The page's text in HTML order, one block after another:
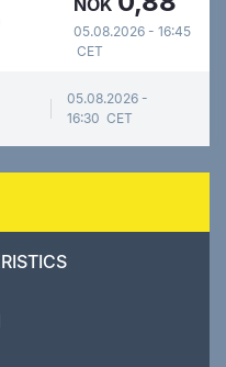
NOK
05.08.2026 - 16:45
CET
05.08.2026 -
16:30 CET